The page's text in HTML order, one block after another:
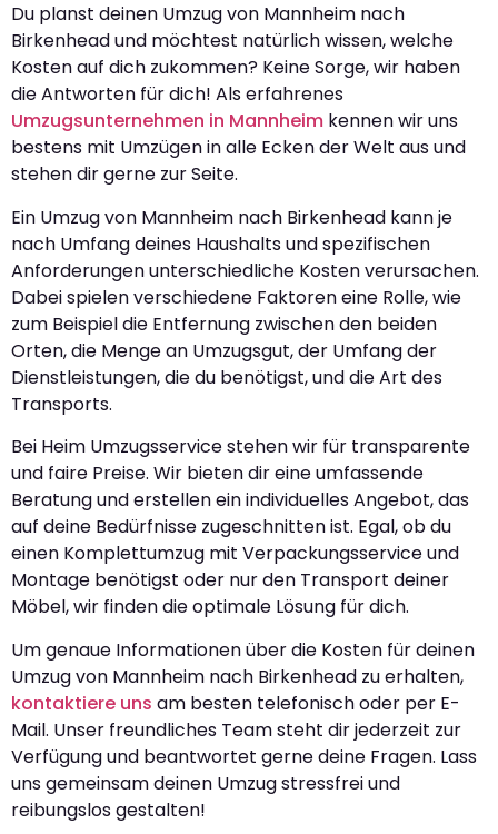
Du planst deinen Umzug von Mannheim nach
Birkenhead und möchtest natürlich wissen, welche
Kosten auf dich zukommen? Keine Sorge, wir haben
die Antworten für dich! Als erfahrenes
Umzugsunternehmen in Mannheim kennen wir uns
bestens mit Umzügen in alle Ecken der Welt aus und
stehen dir gerne zur Seite.
Ein Umzug von Mannheim nach Birkenhead kann je
nach Umfang deines Haushalts und spezifischen
Anforderungen unterschiedliche Kosten verursachen.
Dabei spielen verschiedene Faktoren eine Rolle, wie
zum Beispiel die Entfernung zwischen den beiden
Orten, die Menge an Umzugsgut, der Umfang der
Dienstleistungen, die du benötigst, und die Art des
Transports.
Bei Heim Umzugsservice stehen wir für transparente
und faire Preise. Wir bieten dir eine umfassende
Beratung und erstellen ein individuelles Angebot, das
auf deine Bedürfnisse zugeschnitten ist. Egal, ob du
einen Komplettumzug mit Verpackungsservice und
Montage benötigst oder nur den Transport deiner
Möbel, wir finden die optimale Lösung für dich.
Um genaue Informationen über die Kosten für deinen
Umzug von Mannheim nach Birkenhead zu erhalten,
kontaktiere uns am besten telefonisch oder per E-
Mail. Unser freundliches Team steht dir jederzeit zur
Verfügung und beantwortet gerne deine Fragen. Lass
uns gemeinsam deinen Umzug stressfrei und
reibungslos gestalten!